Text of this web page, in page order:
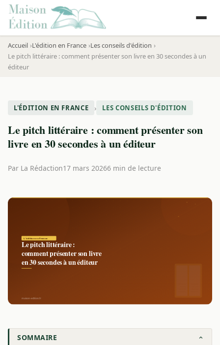
Accueil L'édition en France Les conseils d'édition
Le pitch littéraire : comment présenter son livre en 30 secondes à un
éditeur
L'ÉDITION EN FRANCE › LES CONSEILS D'ÉDITION
Le pitch littéraire : comment présenter son
livre en 30 secondes à un éditeur
Par La Rédaction17 mars 20266 min de lecture
SOMMAIRE